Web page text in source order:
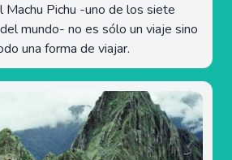
Pichu -uno de los siete
mundo- no es sólo un viaje sino
una forma de viajar.